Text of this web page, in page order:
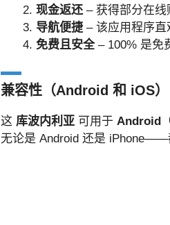
现金返还– 获得部分在线
导航便捷– 该应用程序直
免费且安全– 100% 是免
兼容性（Android 和 iOS）
这 库波内利亚 可用于 Android
无论是 Android 还是 iPhone——